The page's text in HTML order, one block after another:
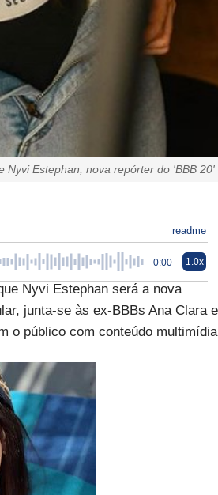
Nyvi Estephan, nova repórter do 'BBB 20'
readme
0:00 1.0x
Nyvi Estephan será a nova
junta-se às ex-BBBs Ana Clara e
o público com conteúdo